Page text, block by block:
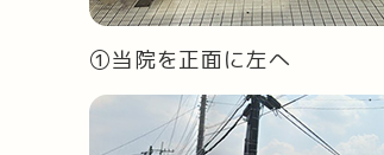
①当院を正面に左へ